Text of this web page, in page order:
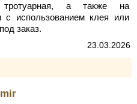
а также на
с использованием клея или
заказ.
23.03.2026